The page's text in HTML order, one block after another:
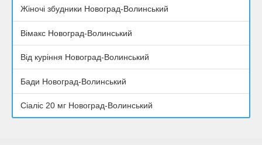
Жіночі збудники Новоград-Волинський
Вімакс Новоград-Волинський
Від куріння Новоград-Волинський
Бади Новоград-Волинський
Сіаліс 20 мг Новоград-Волинський